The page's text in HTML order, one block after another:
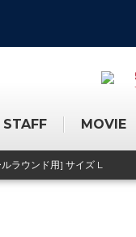
MOVIE
ラウンド用] サイズ L